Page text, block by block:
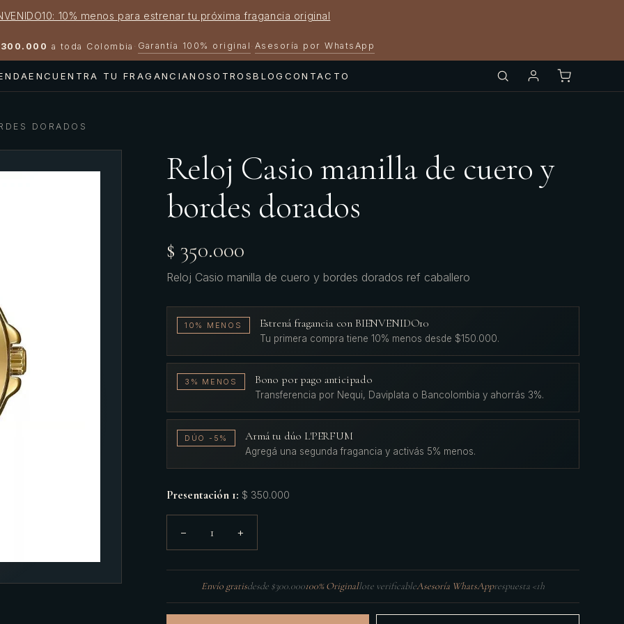
10% menos para estrenar tu próxima fragancia original
a toda Colombia · Garantía 100% original · Asesoría por WhatsApp
ENCUENTRA TU FRAGANCIANOSOTROSBLOG CONTACTO
DORADOS
Reloj Casio manilla de cuero y
bordes dorados
$ 350.000
Reloj Casio manilla de cuero y bordes dorados ref caballero
10% MENOS Estrená fragancia con BIENVENIDO10
Tu primera compra tiene 10% menos desde $150.000.
3% MENOS Bono por pago anticipado
Transferencia por Nequi, Daviplata o Bancolombia y ahorrás 3%.
DÚO -5% Armá tu dúo L'PERFUM
Agregá una segunda fragancia y activás 5% menos.
Presentación 1: $ 350.000
− 1 +
Envío gratisdesde $300.000100% Originallote verificableAsesoría WhatsApprespuesta <1h